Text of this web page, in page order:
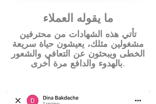
ما يقوله العملاء
تأتي هذه الشهادات من محترفين
مشغولين مثلك، يعيشون حياة سريعة
الخطى ويبحثون عن التعافي والشعور
بالهدوء والدافع مرة أخرى.